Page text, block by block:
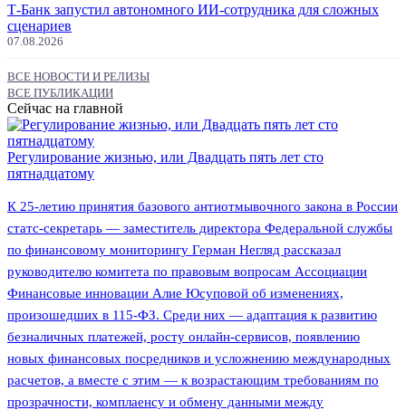
Т-Банк запустил автономного ИИ-сотрудника для сложных
сценариев
07.08.2026
ВСЕ НОВОСТИ И РЕЛИЗЫ
ВСЕ ПУБЛИКАЦИИ
Сейчас на главной
Регулирование жизнью, или Двадцать пять лет сто
пятнадцатому
К 25-летию принятия базового антиотмывочного закона в России
статс-секретарь — заместитель директора Федеральной службы
по финансовому мониторингу Герман Негляд рассказал
руководителю комитета по правовым вопросам Ассоциации
Финансовые инновации Алие Юсуповой об изменениях,
произошедших в 115-ФЗ. Среди них — адаптация к развитию
безналичных платежей, росту онлайн-сервисов, появлению
новых финансовых посредников и усложнению международных
расчетов, а вместе с этим — к возрастающим требованиям по
прозрачности, комплаенсу и обмену данными между